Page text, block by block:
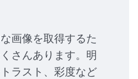
画像を取得するた
さんあります。明
ラスト、彩度など